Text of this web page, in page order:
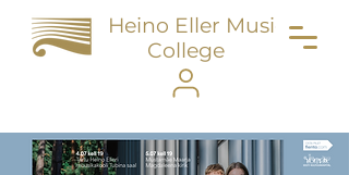
Heino Eller Music
College